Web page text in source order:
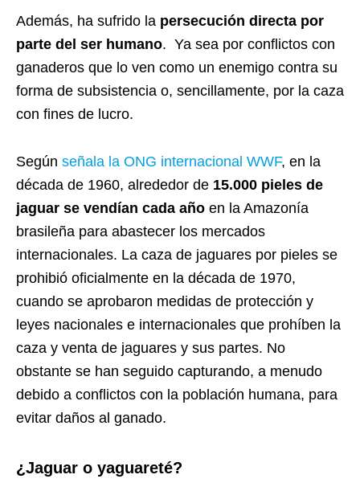
Además, ha sufrido la persecución directa por
parte del ser humano. Ya sea por conflictos con
ganaderos que lo ven como un enemigo contra su
forma de subsistencia o, sencillamente, por la caza
con fines de lucro.
Según señala la ONG internacional WWF, en la
década de 1960, alrededor de 15.000 pieles de
jaguar se vendían cada año en la Amazonía
brasileña para abastecer los mercados
internacionales. La caza de jaguares por pieles se
prohibió oficialmente en la década de 1970,
cuando se aprobaron medidas de protección y
leyes nacionales e internacionales que prohíben la
caza y venta de jaguares y sus partes. No
obstante se han seguido capturando, a menudo
debido a conflictos con la población humana, para
evitar daños al ganado.
¿Jaguar o yaguareté?